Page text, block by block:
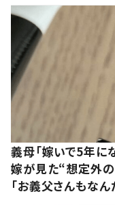
義母「嫁いで5年に
嫁が見た“想定外の
「お義父さんもなん